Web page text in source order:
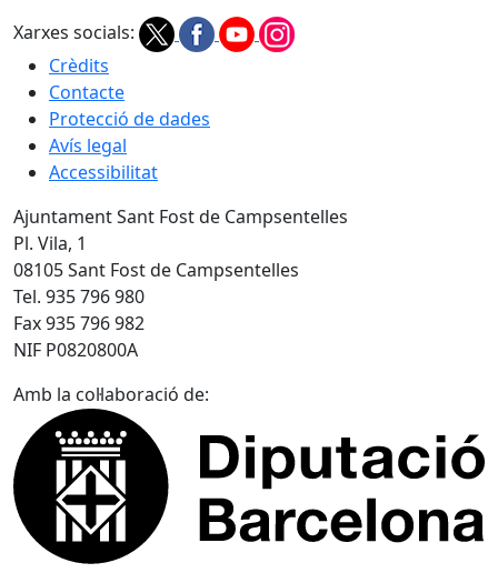
Xarxes socials:
Crèdits
Contacte
Protecció de dades
Avís legal
Accessibilitat
Ajuntament Sant Fost de Campsentelles
Pl. Vila, 1
08105 Sant Fost de Campsentelles
Tel. 935 796 980
Fax 935 796 982
NIF P0820800A
Amb la col·laboració de: